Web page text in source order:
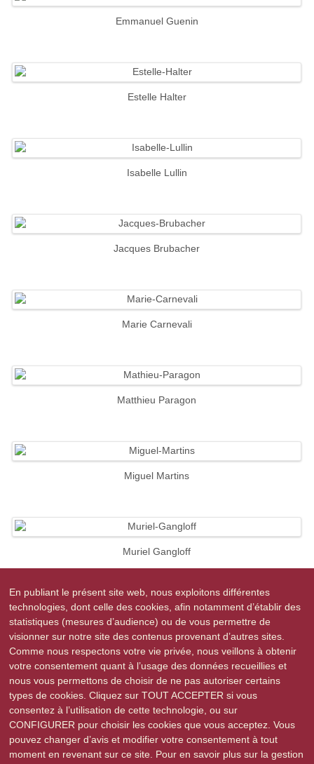
Emmanuel Guenin
Estelle Halter
Isabelle Lullin
Jacques Brubacher
Marie Carnevali
Matthieu Paragon
Miguel Martins
Muriel Gangloff
Patricia Herter
En publiant le présent site web, nous exploitons différentes
technologies, dont celle des cookies, afin notamment d’établir des
statistiques (mesures d’audience) ou de vous permettre de
visionner sur notre site des contenus provenant d’autres sites.
Comme nous respectons votre vie privée, nous veillons à obtenir
votre consentement quant à l’usage des données recueillies et
nous vous permettons de choisir de ne pas autoriser certains
types de cookies. Cliquez sur TOUT ACCEPTER si vous
consentez à l’utilisation de cette technologie, ou sur
CONFIGURER pour choisir les cookies que vous acceptez. Vous
pouvez changer d’avis et modifier votre consentement à tout
moment en revenant sur ce site. Pour en savoir plus sur la gestion